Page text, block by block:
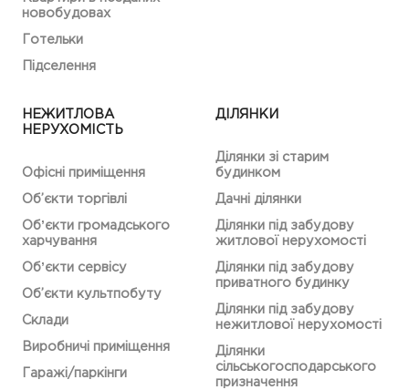
новобудовах
Готельки
Підселення
НЕЖИТЛОВА
НЕРУХОМІСТЬ
Офісні приміщення
Об’єкти торгівлі
Обʼєкти громадського
харчування
Обʼєкти сервісу
Об’єкти культпобуту
Склади
Виробничі приміщення
Гаражі/паркінги
ДІЛЯНКИ
Ділянки зі старим
будинком
Дачні ділянки
Ділянки під забудову
житлової нерухомості
Ділянки під забудову
приватного будинку
Ділянки під забудову
нежитлової нерухомості
Ділянки
сільськогосподарського
призначення